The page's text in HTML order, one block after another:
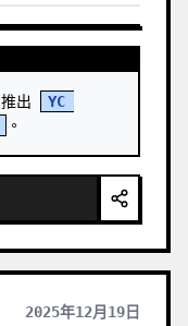
推出
YC
。
2025年12月19日